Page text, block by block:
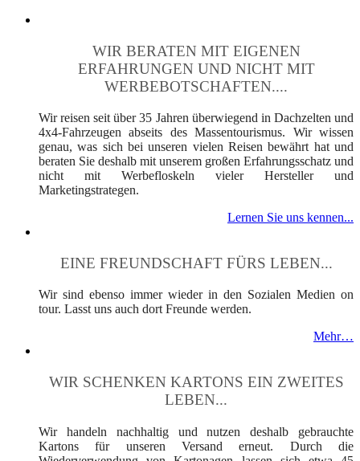
WIR BERATEN MIT EIGENEN
ERFAHRUNGEN UND NICHT MIT
WERBEBOTSCHAFTEN....
Wir reisen seit über 35 Jahren überwiegend in Dachzelten und
4x4-Fahrzeugen abseits des Massentourismus. Wir wissen
genau, was sich bei unseren vielen Reisen bewährt hat und
beraten Sie deshalb mit unserem großen Erfahrungsschatz und
nicht mit Werbefloskeln vieler Hersteller und
Marketingstrategen.
Lernen Sie uns kennen...
EINE FREUNDSCHAFT FÜRS LEBEN...
Wir sind ebenso immer wieder in den Sozialen Medien on
tour. Lasst uns auch dort Freunde werden.
Mehr…
WIR SCHENKEN KARTONS EIN ZWEITES
LEBEN...
Wir handeln nachhaltig und nutzen deshalb gebrauchte
Kartons für unseren Versand erneut. Durch die